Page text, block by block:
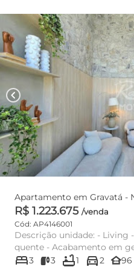
chevron_left
R$ 1.223.675 /venda
Cód: AP4146001
Descrição unidade: - Living - Infraestrutura para água
quente - Acabamento em
Porcelanato - Sac...
bed3 3 bathtub1 directions_car2 other_houses96